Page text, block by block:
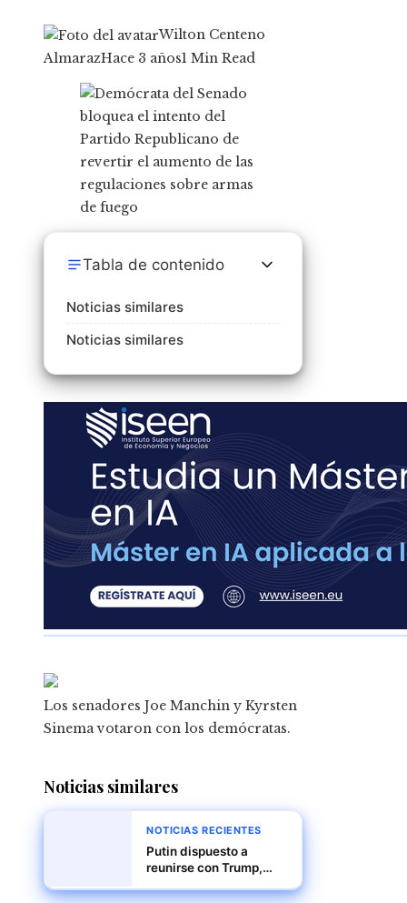
Wilton Centeno
AlmarazHace 3 años1 Min Read
Tabla de contenido
Noticias similares
Noticias similares
Los senadores Joe Manchin y Kyrsten
Sinema votaron con los demócratas.
Noticias similares
NOTICIAS RECIENTES
Putin dispuesto a
reunirse con Trump,